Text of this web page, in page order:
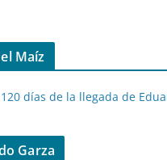
Maíz
días de la llegada de
Garza